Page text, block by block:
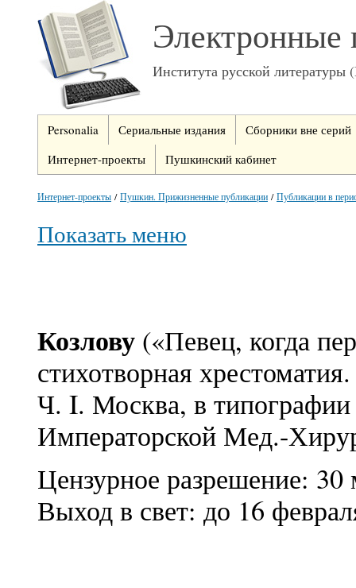
Электронные
Института русской
Personalia Сериальные издания
Сборники вне серий
Интернет-проекты
Пушкинский кабинет
Интернет-проекты /Пушкин. Прижизненные публикации /Публикации в
Показать меню
Козлову («Певец, когда
стихотворная
Ч. I. Москва, в
Императорской Мед.-
Цензурное разрешение:
Выход в свет: до 16